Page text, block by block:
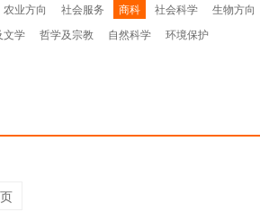
农业方向 社会服务 商科 社会科学
生物方向
文学 哲学及宗教 自然科学
环境保护